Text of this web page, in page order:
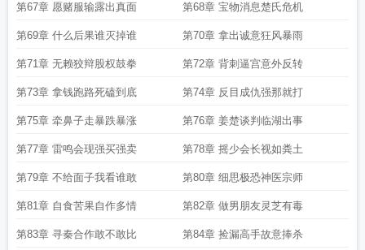
第67章 愿赌服输露出真面 第68章 宝物消息楚氏危机
第69章 什么后果谁灭掉谁 第70章 拿出诚意狂风暴雨
第71章 无赖狡辩股权鼓拳 第72章 背刺逼宫意外反转
第73章 拿钱跑路死磕到底 第74章 反目成仇强那就打
第75章 牵鼻子走暴跌暴涨 第76章 姜楚谈判临湖出事
第77章 雷鸣会现强买强卖 第78章 摇少会长视如粪土
第79章 不给面子我看谁敢 第80章 细思极恐神医宗师
第81章 自食苦果自作多情 第82章 做男朋友灵芝有毒
第83章 寻秦合作敢不敢比 第84章 捡漏高手故意捧杀